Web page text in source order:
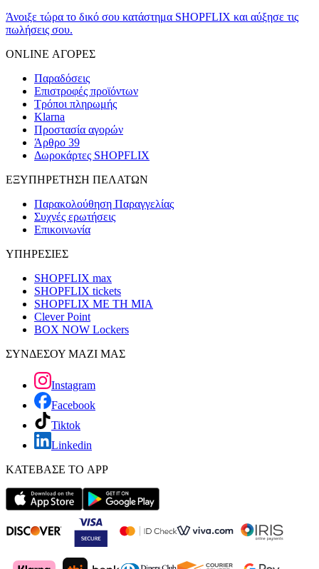
Άνοιξε τώρα το δικό σου κατάστημα SHOPFLIX και αύξησε τις
πωλήσεις σου.
ONLINE ΑΓΟΡΕΣ
Παραδόσεις
Επιστροφές προϊόντων
Τρόποι πληρωμής
Klarna
Προστασία αγορών
Άρθρο 39
Δωροκάρτες SHOPFLIX
ΕΞΥΠΗΡΕΤΗΣΗ ΠΕΛΑΤΩΝ
Παρακολούθηση Παραγγελίας
Συχνές ερωτήσεις
Επικοινωνία
ΥΠΗΡΕΣΙΕΣ
SHOPFLIX max
SHOPFLIX tickets
SHOPFLIX ΜΕ ΤΗ ΜΙΑ
Clever Point
BOX NOW Lockers
ΣΥΝΔΕΣΟΥ ΜΑΖΙ ΜΑΣ
Instagram
Facebook
Tiktok
Linkedin
ΚΑΤΕΒΑΣΕ ΤΟ APP